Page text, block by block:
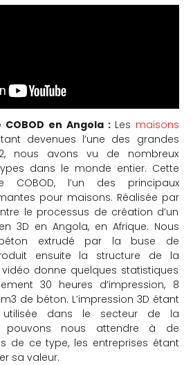
en Angola : Les maisons
devenues l’une des grandes
nous avons vu de nombreux
dans le monde entier. Cette
l’un des principaux
pour maisons. Réalisée par
le processus de création d’un
3D en Angola, en Afrique. Nous
extrudé par la buse de
ensuite la structure de la
donne quelques statistiques
30 heures d’impression, 8
de béton. L’impression 3D étant
dans le secteur de la
pouvons nous attendre à de
de ce type, les entreprises étant
sa valeur.